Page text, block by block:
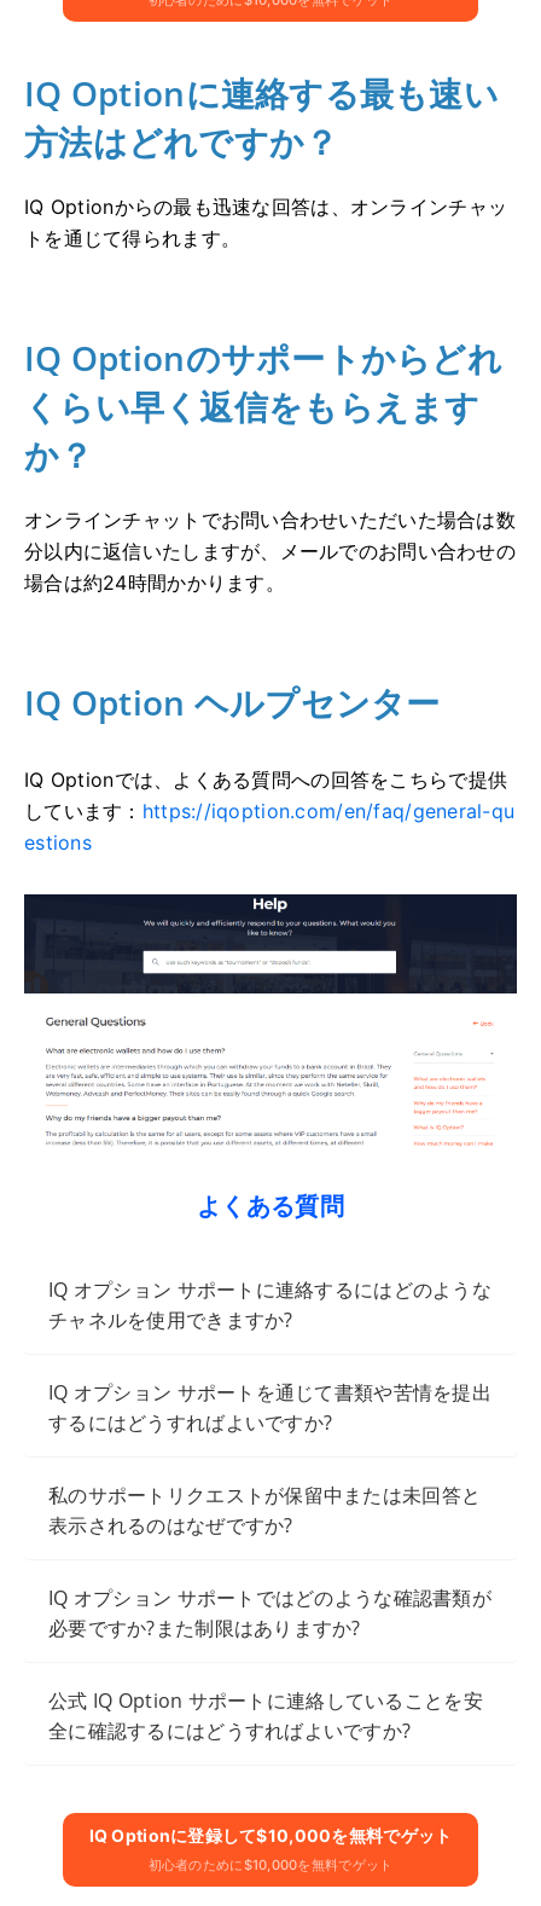
IQ Optionに連絡する最も速い
方法はどれですか？
IQ Optionからの最も迅速な回答は、オンラインチャッ
トを通じて得られます。
IQ Optionのサポートからどれ
くらい早く返信をもらえます
か？
オンラインチャットでお問い合わせいただいた場合は数
分以内に返信いたしますが、メールでのお問い合わせの
場合は約24時間かかります。
IQ Option ヘルプセンター
IQ Optionでは、よくある質問への回答をこちらで提供
しています： https://iqoption.com/en/faq/general-qu
estions
よくある質問
IQ オプション サポートに連絡するにはどのような
チャネルを使用できますか?
IQ オプション サポートを通じて書類や苦情を提出
するにはどうすればよいですか?
私のサポートリクエストが保留中または未回答と
表示されるのはなぜですか?
IQ オプション サポートではどのような確認書類が
必要ですか?また制限はありますか?
公式 IQ Option サポートに連絡していることを安
全に確認するにはどうすればよいですか?
IQ Optionに​​登録して$10,000を無料でゲット
初心者のために$10,000を無料でゲット